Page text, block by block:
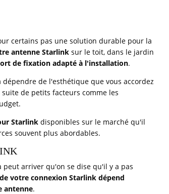
certains pas une solution durable pour la
antenne Starlink sur le toit, dans le jardin
de fixation adapté à l'installation.
de l'esthétique que vous accordez
de petits facteurs comme les
Starlink disponibles sur le marché qu'il
souvent plus abordables.
arriver qu'on se dise qu'il y a pas
votre connexion Starlink dépend
antenne.